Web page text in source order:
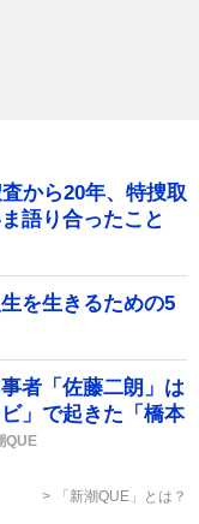
から20年、特捜取
語り合ったこと
を生きるための5
者「佐藤二朗」は
」で起きた「橋本
QUE
「新潮QUE」とは？